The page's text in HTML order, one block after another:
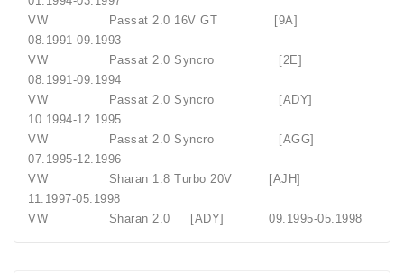
VW Passat 2.0 16V GT [9A]
08.1991-09.1993
VW Passat 2.0 Syncro [2E]
08.1991-09.1994
VW Passat 2.0 Syncro [ADY]
10.1994-12.1995
VW Passat 2.0 Syncro [AGG]
07.1995-12.1996
VW Sharan 1.8 Turbo 20V [AJH]
11.1997-05.1998
VW Sharan 2.0 [ADY] 09.1995-05.1998